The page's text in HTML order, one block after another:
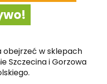
obejrzeć w sklepach
Szczecina i Gorzowa